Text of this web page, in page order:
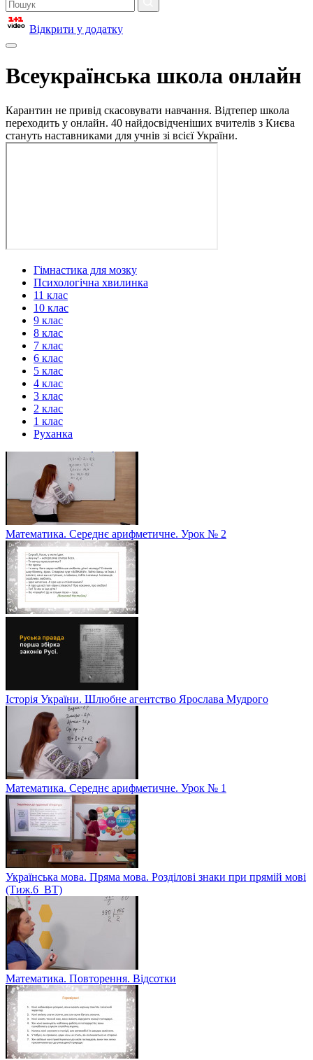
Відкрити у додатку
Всеукраїнська школа онлайн
Карантин не привід скасовувати навчання. Відтепер школа
переходить у онлайн. 40 найдосвідченіших вчителів з Києва
стануть наставниками для учнів зі всієї України.
Гімнастика для мозку
Психологічна хвилинка
11 клас
10 клас
9 клас
8 клас
7 клас
6 клас
5 клас
4 клас
3 клас
2 клас
1 клас
Руханка
Математика. Середнє арифметичне. Урок № 2
Історія України. Шлюбне агентство Ярослава Мудрого
Математика. Середнє арифметичне. Урок № 1
Українська мова. Пряма мова. Розділові знаки при прямій мові
(Тиж.6_ВТ)
Математика. Повторення. Відсотки